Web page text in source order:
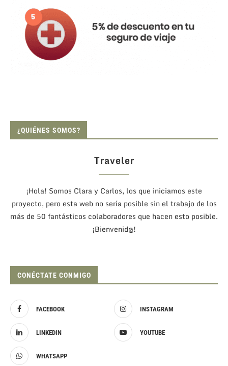
¿QUIÉNES SOMOS?
Traveler
¡Hola! Somos Clara y Carlos, los que iniciamos este
proyecto, pero esta web no sería posible sin el trabajo de los
más de 50 fantásticos colaboradores que hacen esto posible.
¡Bienvenid@!
CONÉCTATE CONMIGO
FACEBOOK INSTAGRAM
LINKEDIN YOUTUBE
WHATSAPP